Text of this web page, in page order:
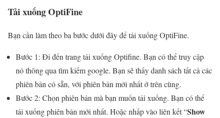
Tải xuống OptiFine
Bạn cần làm theo ba bước dưới đây để tải xuống OptiFine.
Bước 1: Đi đến trang tải xuống Optifine. Bạn có thể truy cập
nó thông qua tìm kiếm google. Bạn sẽ thấy danh sách tất cả các
phiên bản có sẵn, với phiên bản mới nhất ở trên cùng.
Bước 2: Chọn phiên bản mà bạn muốn tải xuống. Bạn có thể
tải xuống phiên bản mới nhất. Hoặc nhấp vào liên kết “Show